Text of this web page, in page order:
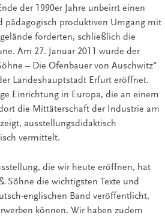
der 1990er Jahre unbeirrt einen
pädagogisch produktiven Umgang mit
forderten, schließlich die
Am 27. Januar 2011 wurde der
– Die Ofenbauer von Auschwitz"
Landeshauptstadt Erfurt eröffnet.
Einrichtung in Europa, die an einem
die Mittäterschaft der Industrie am
ausstellungsdidaktisch
vermittelt.
die wir heute eröffnen, hat
Söhne die wichtigsten Texte und
englischen Band veröffentlicht,
können. Wir haben zudem